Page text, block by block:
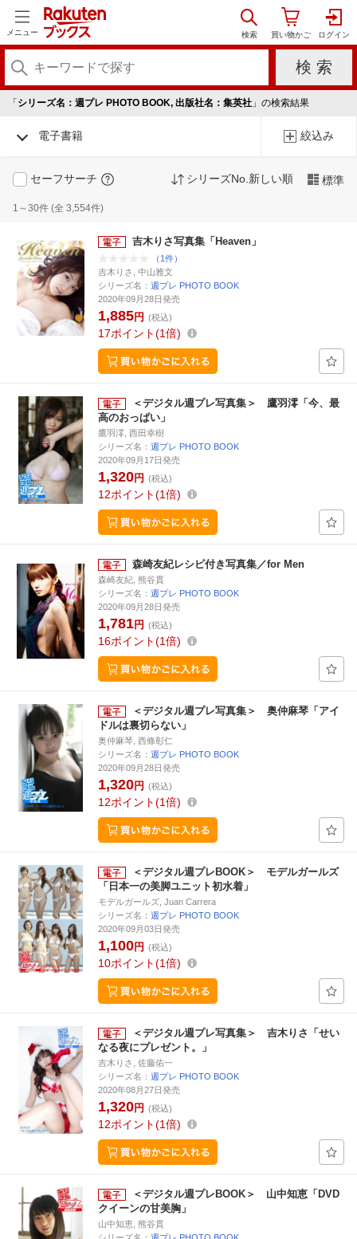
メニュー
「 シリーズ名：週プレ PHOTO BOOK, 出版社名：集英社 」の検索結果
電子書籍 絞込み
セーフサーチ シリーズNo.新しい順 標準
1～30件 (全 3,554件)
吉木りさ写真集「Heaven」
（1件）
吉木りさ, 中山雅文
シリーズ名： 週プレ PHOTO BOOK
2020年09月28日発売
1,885円 (税込)
17ポイント 1倍
＜デジタル週プレ写真集＞ 鷹羽澪「今、最
高のおっぱい」
鷹羽澪, 西田幸樹
シリーズ名： 週プレ PHOTO BOOK
2020年09月17日発売
1,320円 (税込)
12ポイント 1倍
森崎友紀レシピ付き写真集／for Men
森崎友紀, 熊谷貫
シリーズ名： 週プレ PHOTO BOOK
2020年09月28日発売
1,781円 (税込)
16ポイント 1倍
＜デジタル週プレ写真集＞ 奥仲麻琴「アイ
ドルは裏切らない」
奥仲麻琴, 西條彰仁
シリーズ名： 週プレ PHOTO BOOK
2020年09月28日発売
1,320円 (税込)
12ポイント 1倍
＜デジタル週プレBOOK＞ モデルガールズ
「日本一の美脚ユニット初水着」
モデルガールズ, Juan Carrera
シリーズ名： 週プレ PHOTO BOOK
2020年09月03日発売
1,100円 (税込)
10ポイント 1倍
＜デジタル週プレ写真集＞ 吉木りさ「せい
なる夜にプレゼント。」
吉木りさ, 佐藤佑一
シリーズ名： 週プレ PHOTO BOOK
2020年08月27日発売
1,320円 (税込)
12ポイント 1倍
＜デジタル週プレBOOK＞ 山中知恵「DVD
クイーンの甘美胸」
山中知恵, 熊谷貫